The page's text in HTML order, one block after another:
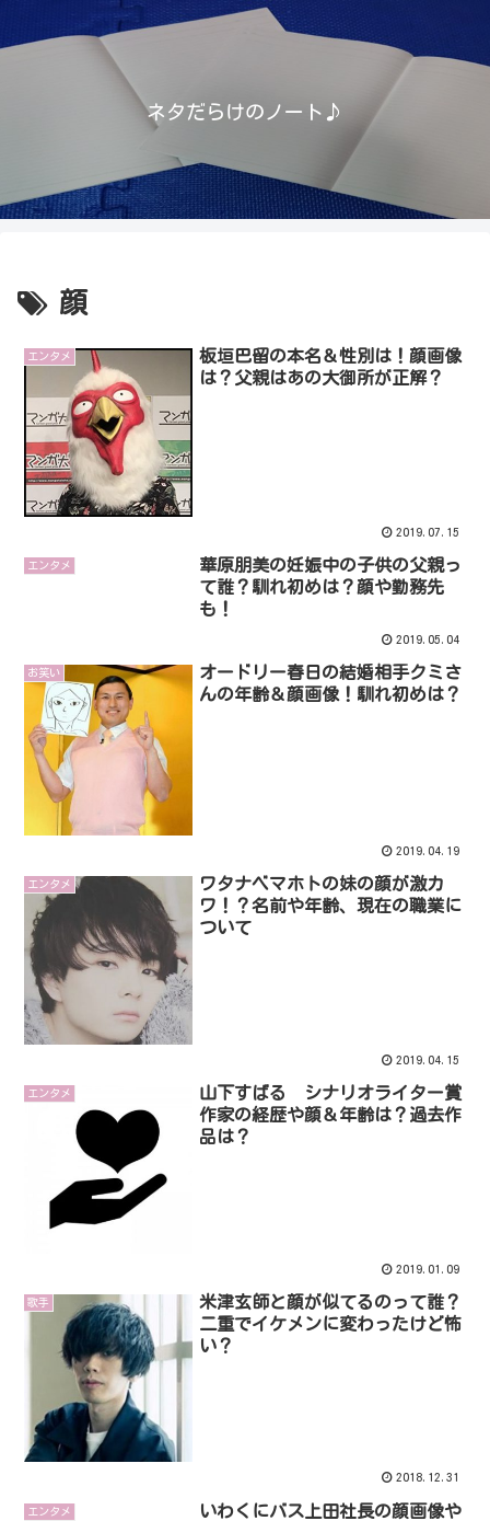
ネタだらけのノート♪
顔
エンタメ
板垣巴留の本名＆性別は！顔画像
は？父親はあの大御所が正解？
2019.07.15
エンタメ
華原朋美の妊娠中の子供の父親っ
て誰？馴れ初めは？顔や勤務先
も！
2019.05.04
お笑い
オードリー春日の結婚相手クミさ
んの年齢＆顔画像！馴れ初めは？
2019.04.19
エンタメ
ワタナベマホトの妹の顔が激カ
ワ！？名前や年齢、現在の職業に
ついて
2019.04.15
エンタメ
山下すばる シナリオライター賞
作家の経歴や顔＆年齢は？過去作
品は？
2019.01.09
歌手
米津玄師と顔が似てるのって誰？
二重でイケメンに変わったけど怖
い？
2018.12.31
エンタメ
いわくにバス上田社長の顔画像や